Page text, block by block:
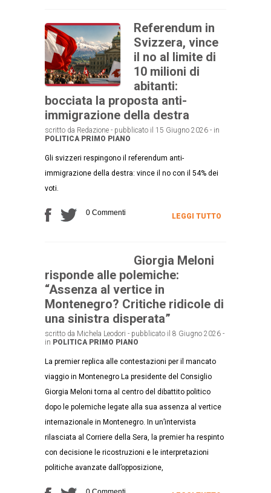
Referendum in
Svizzera, vince
il no al limite di
10 milioni di
abitanti:
bocciata la proposta anti-
immigrazione della destra
scritto da Redazione - pubblicato il 15 Giugno 2026 - in
POLITICA PRIMO PIANO
Gli svizzeri respingono il referendum anti-
immigrazione della destra: vince il no con il 54% dei
voti.
0 Commenti LEGGI TUTTO
Giorgia Meloni
risponde alle polemiche:
“Assenza al vertice in
Montenegro? Critiche ridicole di
una sinistra disperata”
scritto da Michela Leodori - pubblicato il 8 Giugno 2026 -
in POLITICA PRIMO PIANO
La premier replica alle contestazioni per il mancato
viaggio in Montenegro La presidente del Consiglio
Giorgia Meloni torna al centro del dibattito politico
dopo le polemiche legate alla sua assenza al vertice
internazionale in Montenegro. In un’intervista
rilasciata al Corriere della Sera, la premier ha respinto
con decisione le ricostruzioni e le interpretazioni
politiche avanzate dall’opposizione,